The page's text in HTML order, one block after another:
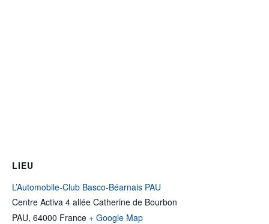
LIEU
L’Automobile-Club Basco-Béarnais PAU
Centre Activa 4 allée Catherine de Bourbon
PAU, 64000 France + Google Map